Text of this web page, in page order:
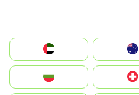
الإمارات العربية المتحدة
Switzerland